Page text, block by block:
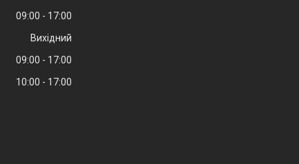
09:00
17:00
Вихідний
09:00
17:00
10:00 17:00